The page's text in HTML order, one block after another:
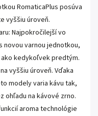
RomaticaPlus posúva
vyššiu úroveň.
Najpokročilejší vo
novou varnou jednotkou,
kedykoľvek predtým.
vyššiu úroveň. Vďaka
modely varia kávu tak,
ohľadu na kávové zrno.
aroma technológie